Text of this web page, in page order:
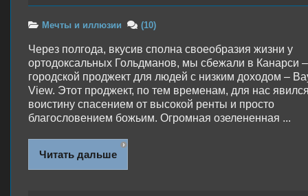
Мечты и иллюзии (10)
Через полгода, вкусив сполна своеобразия жизни у
ортодоксальных Гольдманов, мы сбежали в Канарси
городской проджект для людей с низким доходом –
View. Этот проджект, по тем временам, для нас
воистину спасением от высокой ренты и просто
благословением божьим. Огромная озелененная ...
Читать дальше